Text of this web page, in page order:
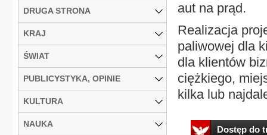
aut na prąd.
Realizacja
paliwowej dla
dla klientów
ciężkiego,
kilka lub
Dostęp do
DRUGA STRONA
KRAJ
ŚWIAT
PUBLICYSTYKA, OPINIE
KULTURA
NAUKA